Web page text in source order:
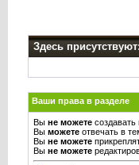
Здесь
Ваши права в разделе
Вы не можете
Вы можетеотвечать в
Вы не можете
Вы не можете